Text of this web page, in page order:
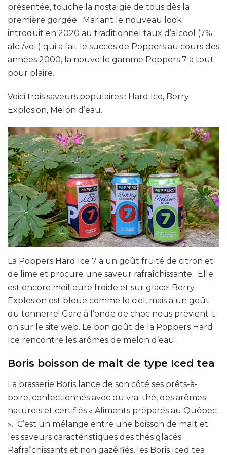
présentée, touche la nostalgie de tous dès la
première gorgée. Mariant le nouveau look
introduit en 2020 au traditionnel taux d’alcool (7%
alc./vol.) qui a fait le succès de Poppers au cours des
années 2000, la nouvelle gamme Poppers 7 a tout
pour plaire.
Voici trois saveurs populaires : Hard Ice, Berry
Explosion, Melon d’eau.
La Poppers Hard Ice 7 a un goût fruité de citron et
de lime et procure une saveur rafraîchissante. Elle
est encore meilleure froide et sur glace! Berry
Explosion est bleue comme le ciel, mais a un goût
du tonnerre! Gare à l’onde de choc nous prévient-t-
on sur le site web. Le bon goût de la Poppers Hard
Ice rencontre les arômes de melon d’eau.
Boris boisson de malt de type Iced tea
La brasserie Boris lance de son côté ses prêts-à-
boire, confectionnés avec du vrai thé, des arômes
naturels et certifiés « Aliments préparés au Québec
». C’est un mélange entre une boisson de malt et
les saveurs caractéristiques des thés glacés.
Rafraîchissants et non gazéifiés, les Boris Iced tea